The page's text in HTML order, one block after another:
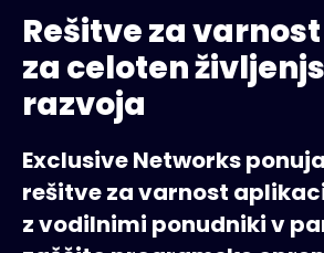
Rešitve za
za celoten
razvoja
Exclusive Networks
rešitve za varnost
z vodilnimi ponudniki v